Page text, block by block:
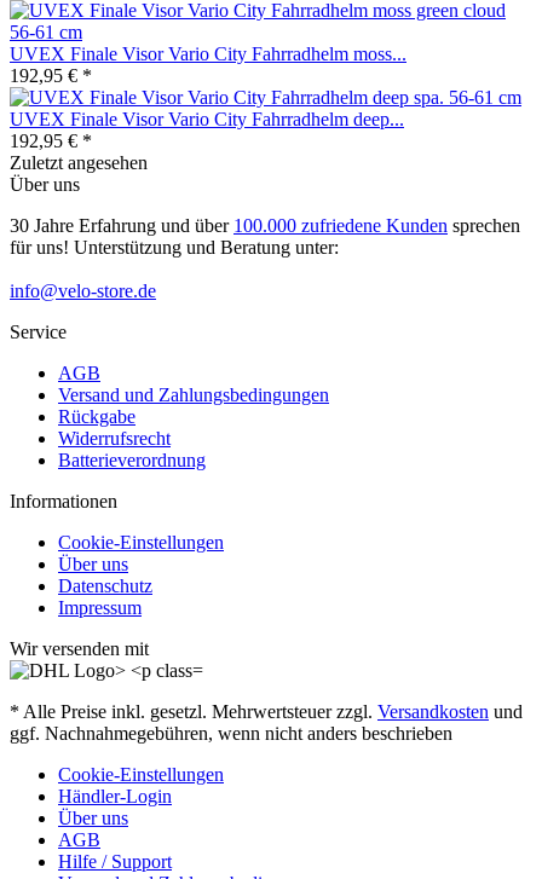
UVEX Finale Visor Vario City Fahrradhelm moss...
192,95 € *
UVEX Finale Visor Vario City Fahrradhelm deep...
192,95 € *
Zuletzt angesehen
Über uns
30 Jahre Erfahrung und über 100.000 zufriedene Kunden sprechen
für uns! Unterstützung und Beratung unter:
info@velo-store.de
Service
AGB
Versand und Zahlungsbedingungen
Rückgabe
Widerrufsrecht
Batterieverordnung
Informationen
Cookie-Einstellungen
Über uns
Datenschutz
Impressum
Wir versenden mit
* Alle Preise inkl. gesetzl. Mehrwertsteuer zzgl. Versandkosten und
ggf. Nachnahmegebühren, wenn nicht anders beschrieben
Cookie-Einstellungen
Händler-Login
Über uns
AGB
Hilfe / Support